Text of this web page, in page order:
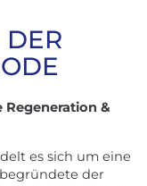
DER
&
es sich um eine
der